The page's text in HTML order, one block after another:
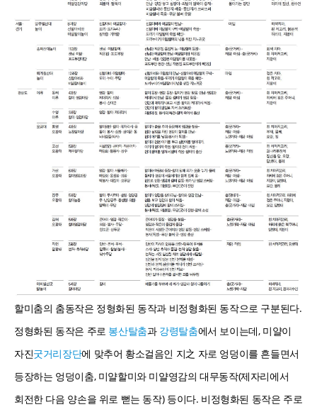
할미춤의 춤동작은 정형화된 동작과 비정형화된 동작으로 구분된다.
정형화된 동작은 주로 봉산탈춤과 강령탈춤에서 보이는데, 미얄이
자진굿거리장단에 맞추어 황소걸음인 지之 자로 엉덩이를 흔들면서
등장하는 엉덩이춤, 미얄할미와 미얄영감의 대무동작(제자리에서
회전한 다음 양손을 위로 뻗는 동작) 등이다. 비정형화된 동작은 주로